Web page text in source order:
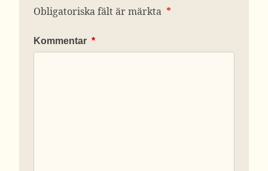
Obligatoriska fält är märkta *
Kommentar *